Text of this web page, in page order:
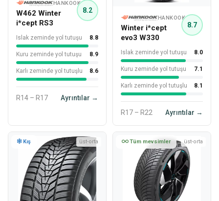
HANKOOK
W462 Winter
i*cept RS3
8.2
Islak zeminde yol tutuşu 8.8
Kuru zeminde yol tutuşu 8.9
Karlı zeminde yol tutuşlu 8.6
R14 – R17 Ayrıntılar →
HANKOOK
Winter i*cept
evo3 W330
8.7
Islak zeminde yol tutuşu 8.0
Kuru zeminde yol tutuşu 7.1
Karlı zeminde yol tutuşlu 8.1
R17 – R22 Ayrıntılar →
Kış üst-orta Tüm mevsimler üst-orta